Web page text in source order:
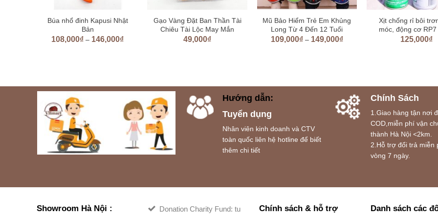
Búa nhổ đinh Kapusi Nhật
Bản
108,000₫ – 146,000₫
Gạo Vàng Đặt Ban Thần Tài
Chiêu Tài Lộc May Mắn
49,000₫
Mũ Bảo Hiểm Trẻ Em Khủng
Long Từ 4 Đến 12 Tuổi
109,000₫– 149,000₫
Xịt chống rỉ bôi
móc, động cơ
125,000₫
Hướng dẫn:
Tuyển dụng
Nhân viên kinh doanh và CTV
toàn quốc liên hệ hotline để biết
thêm chi tiết
Chính Sách
1.Giao hàng tận nơi
COD,miễn phí vận
thành Hà Nội <2km.
2.Hỗ trợ đổi trả miễn
vòng 7 ngày.
Showroom Hà Nội :
Donation Charity Fund: tu
Chính sách & hỗ trợ
Danh sách các